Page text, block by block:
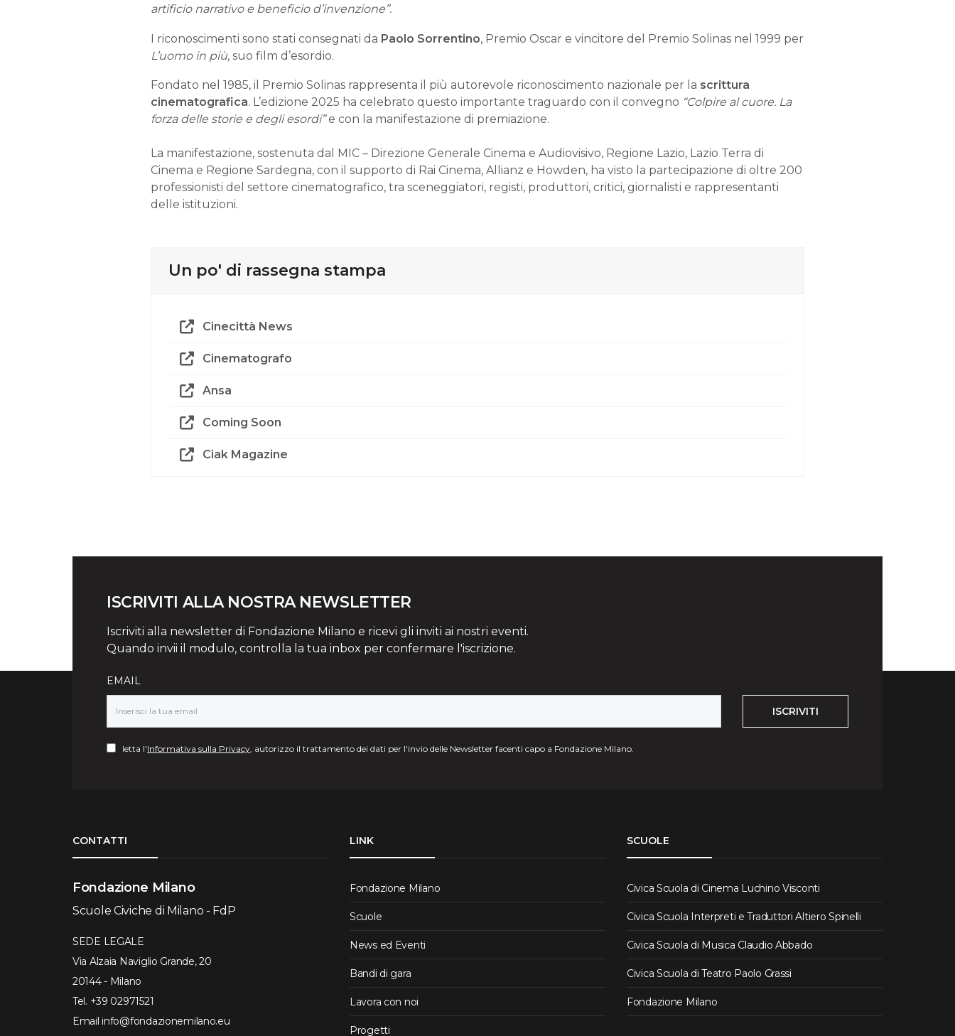
artificio narrativo e beneficio d’invenzione”.
I riconoscimenti sono stati consegnati da Paolo Sorrentino, Premio Oscar e vincitore del Premio Solinas nel 1999 per
L’uomo in più, suo film d’esordio.
Fondato nel 1985, il Premio Solinas rappresenta il più autorevole riconoscimento nazionale per la scrittura
cinematografica. L’edizione 2025 ha celebrato questo importante traguardo con il convegno “Colpire al cuore. La
forza delle storie e degli esordi”e con la manifestazione di premiazione.
La manifestazione, sostenuta dal MIC – Direzione Generale Cinema e Audiovisivo, Regione Lazio, Lazio Terra di
Cinema e Regione Sardegna, con il supporto di Rai Cinema, Allianz e Howden, ha visto la partecipazione di oltre 200
professionisti del settore cinematografico, tra sceneggiatori, registi, produttori, critici, giornalisti e rappresentanti
delle istituzioni.
Un po' di rassegna stampa
Cinecittà News
Cinematografo
Ansa
Coming Soon
Ciak Magazine
ISCRIVITI ALLA NOSTRA NEWSLETTER
Iscriviti alla newsletter di Fondazione Milano e ricevi gli inviti ai nostri eventi.
Quando invii il modulo, controlla la tua inbox per confermare l'iscrizione.
EMAIL
ISCRIVITI
letta l'Informativa sulla Privacy, autorizzo il trattamento dei dati per l'invio delle Newsletter facenti capo a Fondazione Milano.
CONTATTI
Fondazione Milano
Scuole Civiche di Milano - FdP
SEDE LEGALE
Via Alzaia Naviglio Grande, 20
20144 - Milano
Tel. +39 02971521
Email info@fondazionemilano.eu
LINK
Fondazione Milano
Scuole
News ed Eventi
Bandi di gara
Lavora con noi
Progetti
SCUOLE
Civica Scuola di Cinema Luchino Visconti
Civica Scuola Interpreti e Traduttori Altiero Spinelli
Civica Scuola di Musica Claudio Abbado
Civica Scuola di Teatro Paolo Grassi
Fondazione Milano